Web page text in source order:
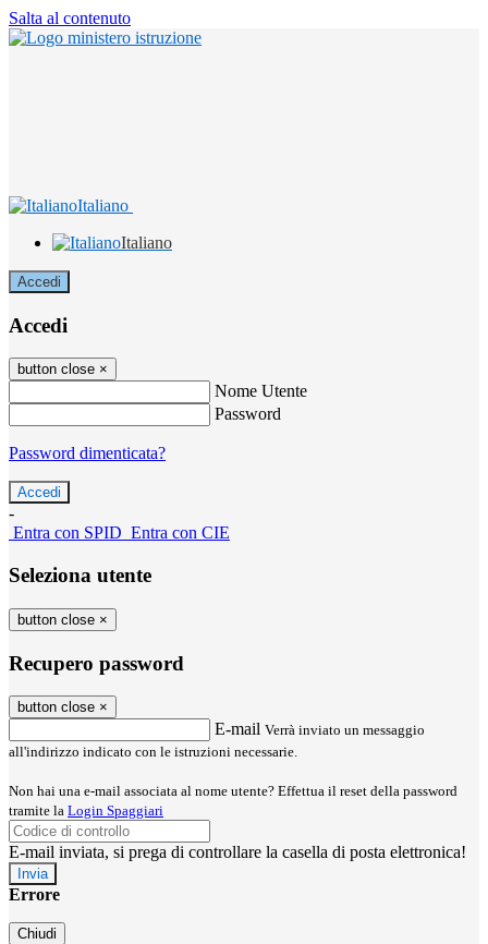
Salta al contenuto
Italiano
Italiano
Accedi
Accedi
button close ×
Nome Utente
Password
Password dimenticata?
-
Entra con SPID Entra con CIE
Seleziona utente
button close ×
Recupero password
button close ×
E-mail Verrà inviato un messaggio
all'indirizzo indicato con le istruzioni necessarie.
Non hai una e-mail associata al nome utente? Effettua il reset della password
tramite la Login Spaggiari
E-mail inviata, si prega di controllare la casella di posta elettronica!
Errore
Chiudi